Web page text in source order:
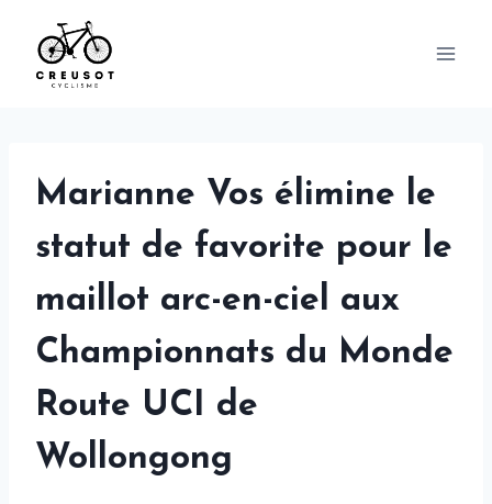
content
Marianne Vos élimine le
statut de favorite pour le
maillot arc-en-ciel aux
Championnats du Monde
Route UCI de
Wollongong